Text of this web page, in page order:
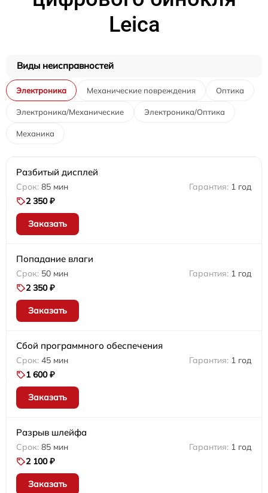
Leica
Виды неисправностей
Электроника Механические повреждения Оптика
Электроника/Механические Электроника/Оптика
Механика
Разбитый дисплей
85 мин
1 год
2 350 ₽
Заказать
Попадание влаги
50 мин
1 год
2 350 ₽
Заказать
Сбой программного обеспечения
45 мин
1 год
1 600 ₽
Заказать
Разрыв шлейфа
85 мин
1 год
2 100 ₽
Заказать